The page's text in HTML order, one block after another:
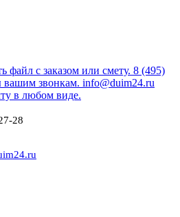
файл с заказом или смету. 8 (495)
вашим звонкам. info@duim24.ru
в любом виде.
28